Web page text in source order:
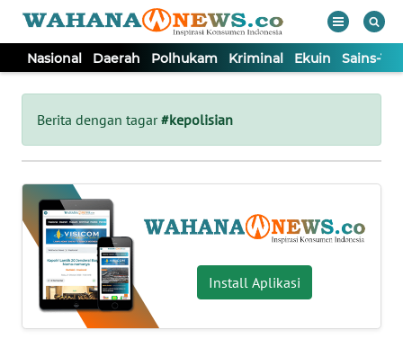
Nasional Daerah Polhukam Kriminal Ekuin Sains-
Berita dengan tagar#kepolisian
Install Aplikasi
Tutup
NASIONAL
DAERAH
POLHUKAM
KRIMINAL